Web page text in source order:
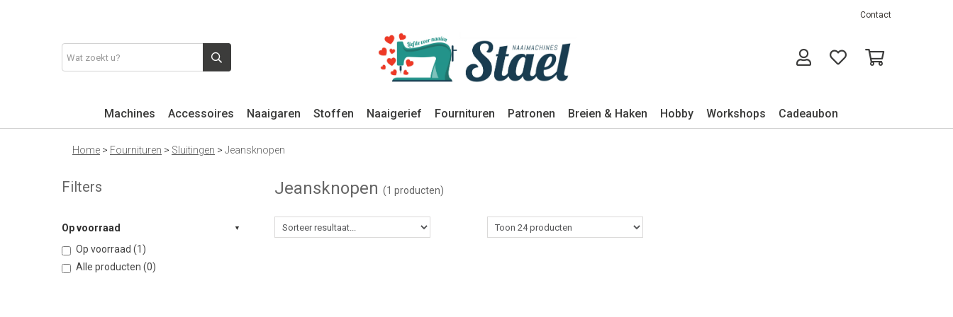
Contact
Machines Accessoires Naaigaren Stoffen Naaigerief Fournituren Patronen Breien & Haken Hobby Workshops Cadeaubon
Home > Fournituren > Sluitingen > Jeansknopen
Filters
Op voorraad
Op voorraad (1)
Alle producten (0)
Jeansknopen (1 producten)